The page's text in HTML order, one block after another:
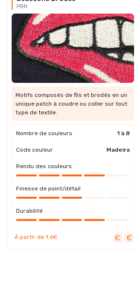
PBR
Motifs composés de fils et brodés en un
unique patch à coudre ou coller sur tout
type de textile.
Nombre de couleurs 1 à 8
Code couleur Madeira
Rendu des couleurs
Finesse de point/détail
Durabilité
À partir de 1.6€